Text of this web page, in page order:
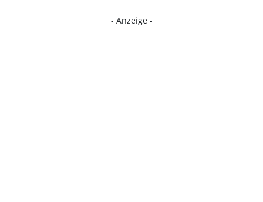
- Anzeige -